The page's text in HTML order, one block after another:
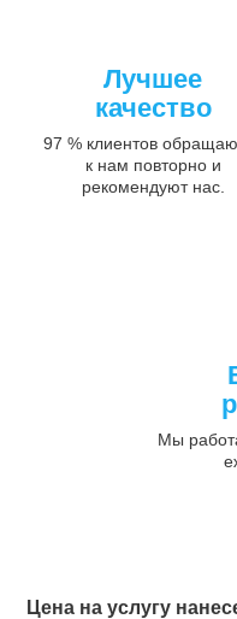
Лучшее
качество
97 % клиентов
к нам повторно и
рекомендуют нас.
Мы
Цена на услугу